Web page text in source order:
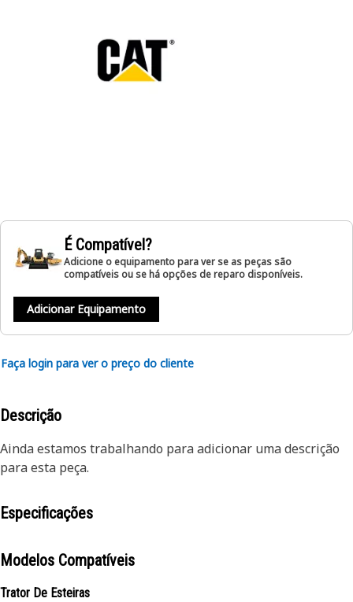
É Compatível?
Adicione o equipamento para ver se as peças são
compatíveis ou se há opções de reparo disponíveis.
Adicionar Equipamento
Faça login para ver o preço do cliente
Descrição
Ainda estamos trabalhando para adicionar uma descrição
para esta peça.
Especificações
Modelos Compatíveis
Trator De Esteiras